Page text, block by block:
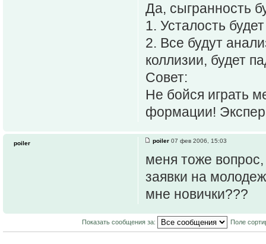
Да, сыгранность
1. Усталость
2. Все будут
коллизии, будет
Совет:
Не бойся играть
формации!
poiler 07 фев 2006, 15:03
меня тоже
заявки на
мне новички???
poiler
Показать сообщения за: Поле